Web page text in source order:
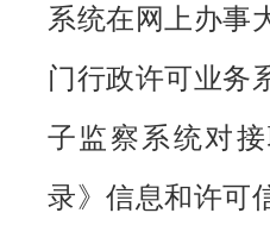
系统在网上办事
门行政许可业务
子监察系统对
录》信息和许可